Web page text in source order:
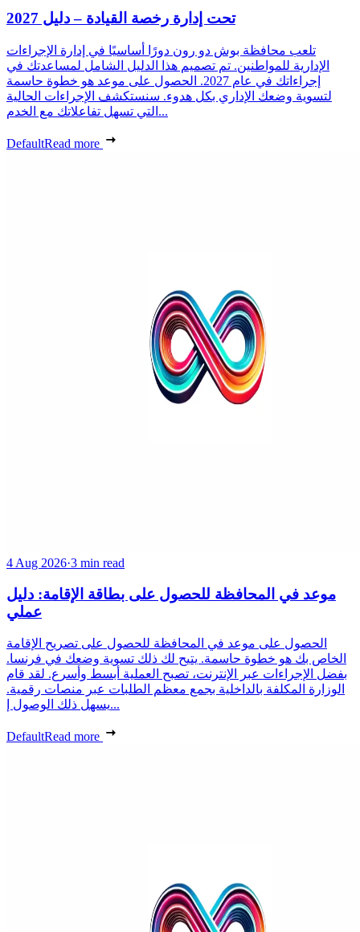
تحت إدارة رخصة القيادة – دليل 2027
تلعب محافظة بوش دو رون دورًا أساسيًا في إدارة الإجراءات
الإدارية للمواطنين. تم تصميم هذا الدليل الشامل لمساعدتك في
إجراءاتك في عام 2027. الحصول على موعد هو خطوة حاسمة
لتسوية وضعك الإداري بكل هدوء. سنستكشف الإجراءات الحالية
التي تسهل تفاعلاتك مع الخدم...
DefaultRead more
4 Aug 2026·3 min read
موعد في المحافظة للحصول على بطاقة الإقامة: دليل
عملي
الحصول على موعد في المحافظة للحصول على تصريح الإقامة
الخاص بك هو خطوة حاسمة. يتيح لك ذلك تسوية وضعك في فرنسا.
بفضل الإجراءات عبر الإنترنت، تصبح العملية أبسط وأسرع. لقد قام
الوزارة المكلفة بالداخلية بجمع معظم الطلبات عبر منصات رقمية.
يسهل ذلك الوصول إ...
DefaultRead more